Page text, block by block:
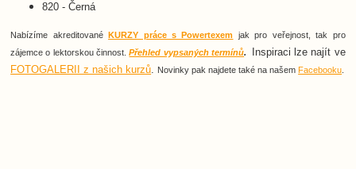
820 - Černá
Nabízíme akreditovanéKURZY práce s Powertexem jak pro veřejnost, tak pro
zájemce o lektorskou činnost.Přehled vypsaných termínů. Inspiraci lze najít ve
FOTOGALERII z našich kurzů. Novinky pak najdete také na našemFacebooku